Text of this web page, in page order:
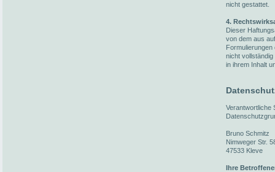
nicht gestattet.
4.
Dieser
von dem aus
nicht
in ihrem Inhalt
Verantwortliche
Bruno Schmitz
Nimweger Str.
47533 Kleve
Ihre